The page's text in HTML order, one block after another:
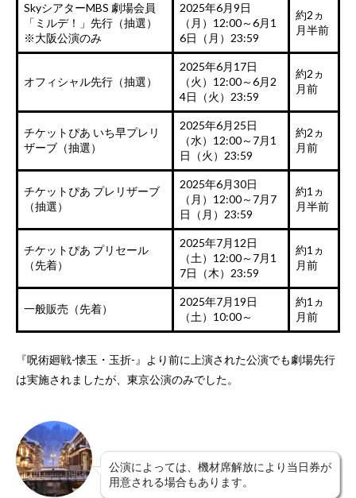
SkyシアターMBS 劇場会員
「ミルデ！」先行（抽選）
※大阪公演のみ
2025年6月9日
（月）12:00～6月1
6日（月）23:59
約2ヵ
月半前
オフィシャル先行（抽選）
2025年6月17日
（火）12:00～6月2
4日（火）23:59
約2ヵ
月前
チケットぴあ いち早プレリ
ザーブ（抽選）
2025年6月25日
（水）12:00～7月1
日（火）23:59
約2ヵ
月前
チケットぴあ プレリザーブ
（抽選）
2025年6月30日
（月）12:00～7月7
日（月）23:59
約1ヵ
月半前
チケットぴあ プリセール
（先着）
2025年7月12日
（土）12:00～7月1
7日（木）23:59
約1ヵ
月前
一般販売（先着）
2025年7月19日
（土）10:00～
約1ヵ
月前
『呪術廻戦-懐玉・玉折-』より前に上演された公演でも劇場先行
は実施されましたが、東京公演のみでした。
公演によっては、機材席解放により当日券が
用意される場合もあります。